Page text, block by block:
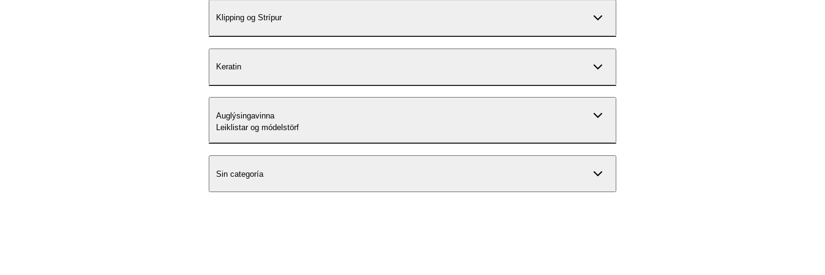
Klipping og Strípur
Keratin
Auglýsingavinna
Leiklistar og módelstörf
Sin categoría